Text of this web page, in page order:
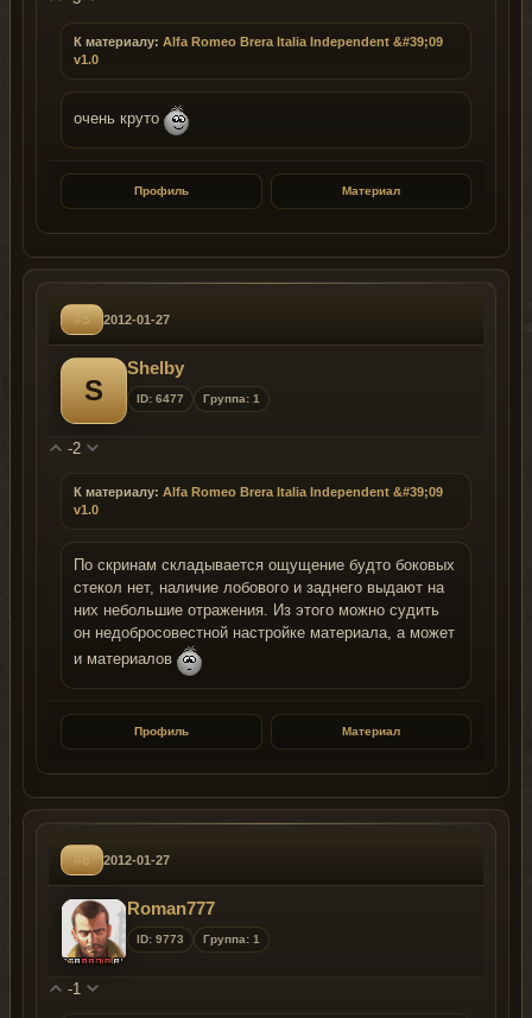
К материалу: Alfa Romeo Brera Italia Independent &#39;09
v1.0
очень круто
Профиль Материал
#5 2012-01-27
S
Shelby
ID: 6477 Группа: 1
-2
К материалу: Alfa Romeo Brera Italia Independent &#39;09
v1.0
По скринам складывается ощущение будто боковых
стекол нет, наличие лобового и заднего выдают на
них небольшие отражения. Из этого можно судить
он недобросовестной настройке материала, а может
и материалов
Профиль Материал
#8 2012-01-27
Roman777
ID: 9773 Группа: 1
-1